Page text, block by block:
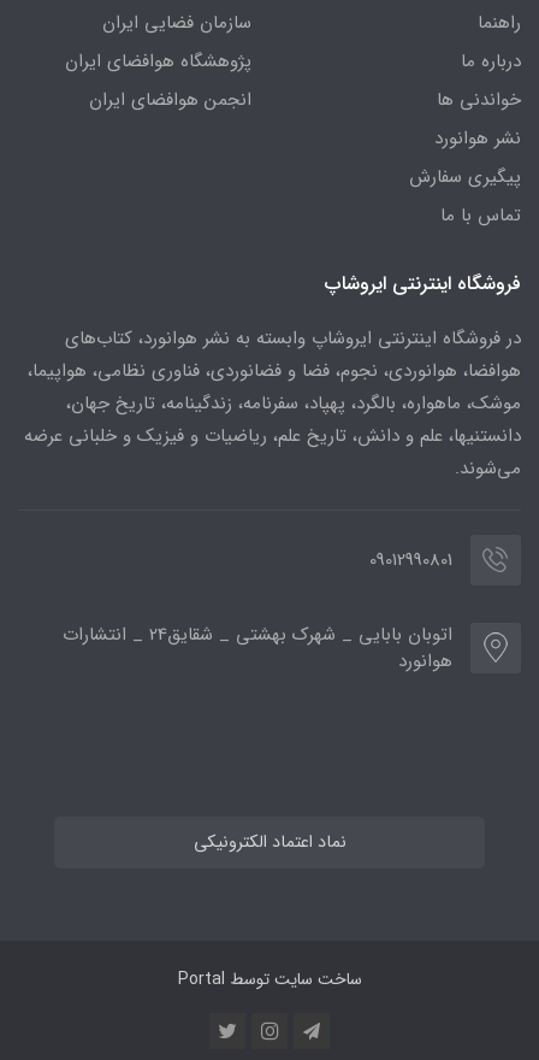
راهنما
درباره ما
خواندنی ها
نشر هوانورد
پیگیری سفارش
تماس با ما
سازمان فضایی ایران
پژوهشگاه هوافضای ایران
انجمن هوافضای ایران
فروشگاه اینترنتی ایروشاپ
در فروشگاه اینترنتی ایروشاپ وابسته به نشر هوانورد، کتاب‌های
هوافضا، هوانوردی، نجوم، فضا و فضانوردی، فناوری نظامی، هواپیما،
موشک، ماهواره، بالگرد، پهپاد، سفرنامه، زندگینامه، تاریخ جهان،
دانستنیها، علم و دانش، تاریخ علم، ریاضیات و فیزیک و خلبانی عرضه
می‌شوند.
09012990801
اتوبان بابایی _ شهرک بهشتی _ شقایق24 _ انتشارات
هوانورد
نماد اعتماد الکترونیکی
ساخت سایت توسط Portal